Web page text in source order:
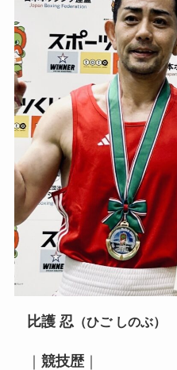
比護 忍 （ひご しのぶ）
｜競技歴